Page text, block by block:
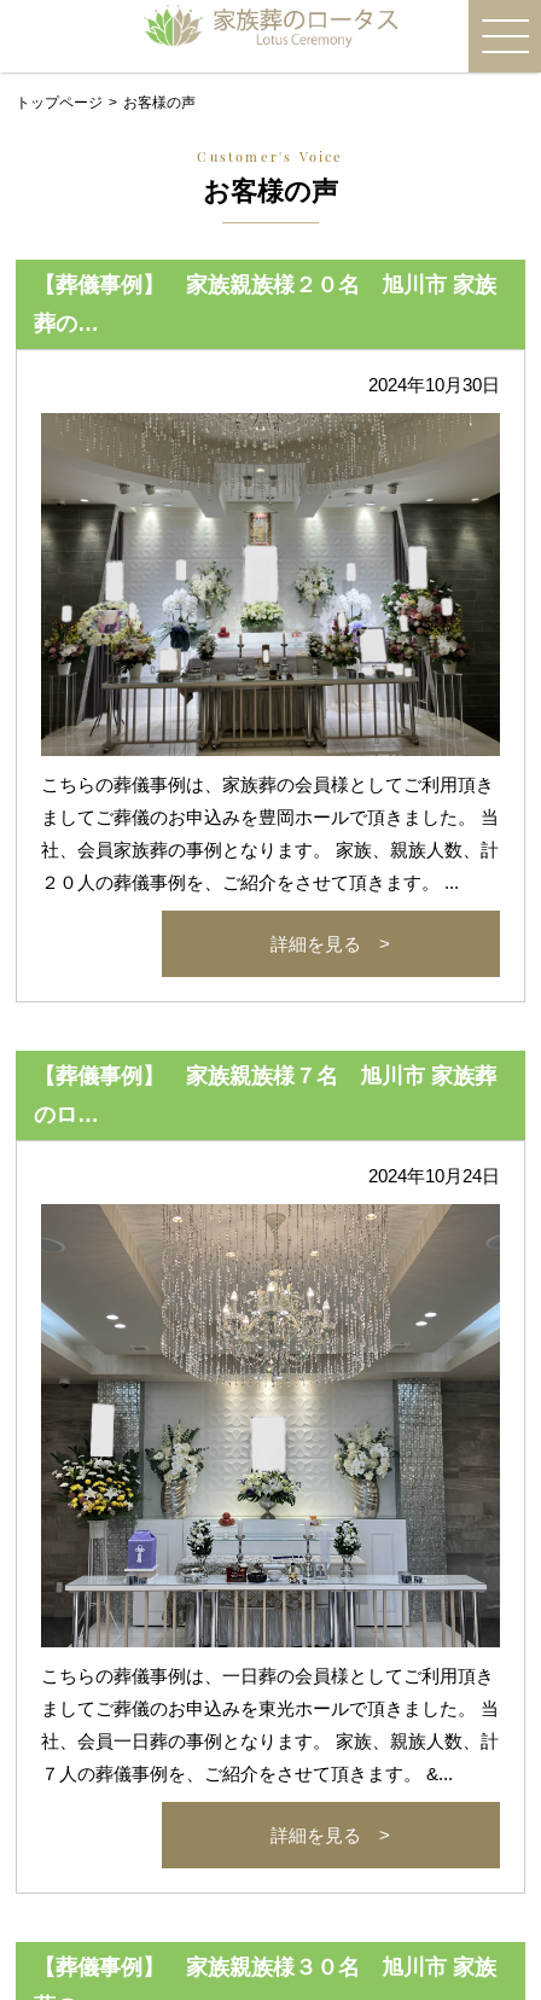
トップページ お客様の声
Customer's Voice
お客様の声
【葬儀事例】 家族親族様２０名 旭川市 家族
葬の…
2024年10月30日
こちらの葬儀事例は、家族葬の会員様としてご利用頂き
ましてご葬儀のお申込みを豊岡ホールで頂きました。 当
社、会員家族葬の事例となります。 家族、親族人数、計
２０人の葬儀事例を、ご紹介をさせて頂きます。 ...
詳細を見る >
【葬儀事例】 家族親族様７名 旭川市 家族葬
のロ…
2024年10月24日
こちらの葬儀事例は、一日葬の会員様としてご利用頂き
ましてご葬儀のお申込みを東光ホールで頂きました。 当
社、会員一日葬の事例となります。 家族、親族人数、計
７人の葬儀事例を、ご紹介をさせて頂きます。 &...
詳細を見る >
【葬儀事例】 家族親族様３０名 旭川市 家族